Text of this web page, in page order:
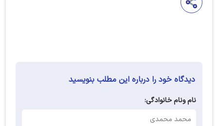
دیدگاه خود را درباره این مطلب بنویسید
نام ونام خانوادگی: